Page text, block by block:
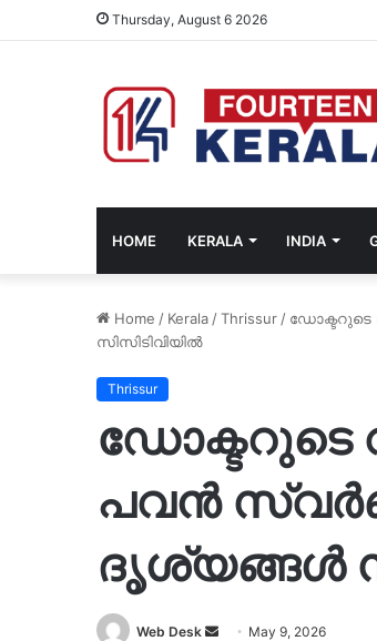
Thursday, August 6 2026
HOME KERALA INDIA
Home / Kerala /Thrissur / ഡോക്ടറുടെ
സിസിടിവിയിൽ
Thrissur
ഡോക്ടറുടെ
പവൻ
ദൃശ്യങ്ങൾ
Web Desk
Send May 9, 2026